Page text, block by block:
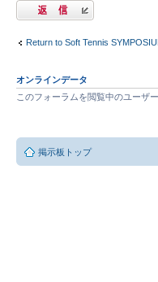
返信する
Return to Soft Tennis
オンラインデータ
このフォーラムを閲覧中のユーザ
掲示板トップ